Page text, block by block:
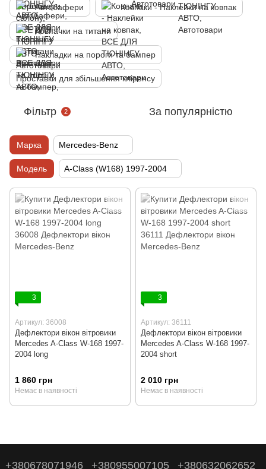
Автобафери Ковпаки - Наклейки на ковпак
Ковпачки на титани
Накладки на пороги та бампер
Проставки для збільшення кліренсу
Фільтр 2 За популярністю
Марка Mercedes-Benz
Модель A-Class (W168) 1997-2004
3
Артикул: 36008
Дефлектори вікон вітровики
Mercedes A-Class W-168 1997-
2004 long
1 860 грн
Немає в наявності
3
Артикул: 36111
Дефлектори вікон вітровики
Mercedes A-Class W-168 1997-
2004 short
2 010 грн
Немає в наявності
+380678071946 +380955007105 +380632062652